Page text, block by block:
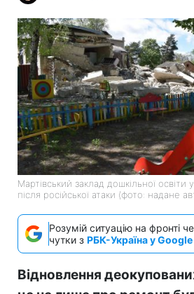
Мартівський заклад дошкільної освіти
після російської атаки (фото: надане
Розумій ситуацію на фронті
чутки з РБК-Україна у Google
Відновлення